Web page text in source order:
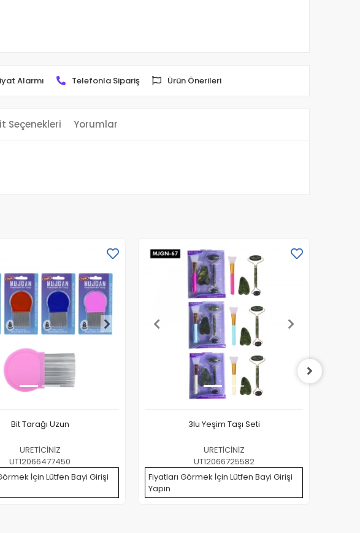
Alarmı Telefonla Sipariş Ürün Önerileri
Seçenekleri Yorumlar
Bit Tarağı Uzun
URETİCİNİZ
UT12066477450
İçin Lütfen Bayi Girişi
3lu Yeşim Taşı Seti
URETİCİNİZ
UT12066725582
Fiyatları Görmek İçin Lütfen Bayi Girişi
Yapın